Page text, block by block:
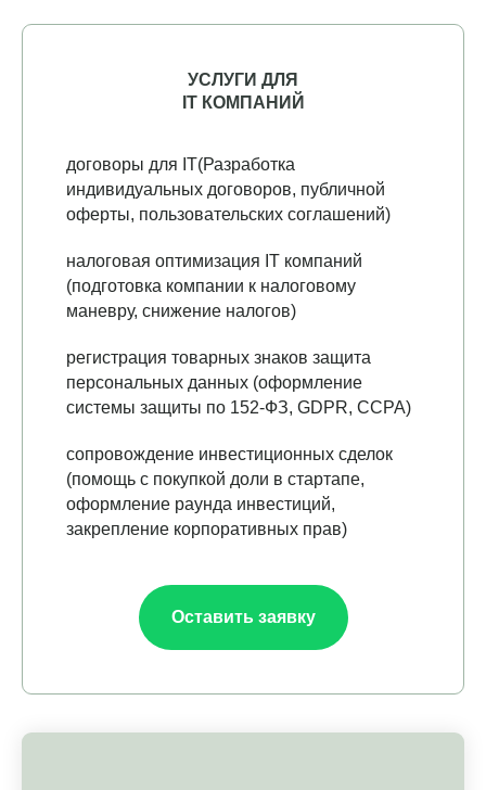
УСЛУГИ ДЛЯ
IT КОМПАНИЙ
договоры для IT(Разработка
индивидуальных договоров, публичной
оферты, пользовательских соглашений)
налоговая оптимизация IT компаний
(подготовка компании к налоговому
маневру, снижение налогов)
регистрация товарных знаков защита
персональных данных (оформление
системы защиты по 152-ФЗ, GDPR, CCPA)
сопровождение инвестиционных сделок
(помощь с покупкой доли в стартапе,
оформление раунда инвестиций,
закрепление корпоративных прав)
Оставить заявку